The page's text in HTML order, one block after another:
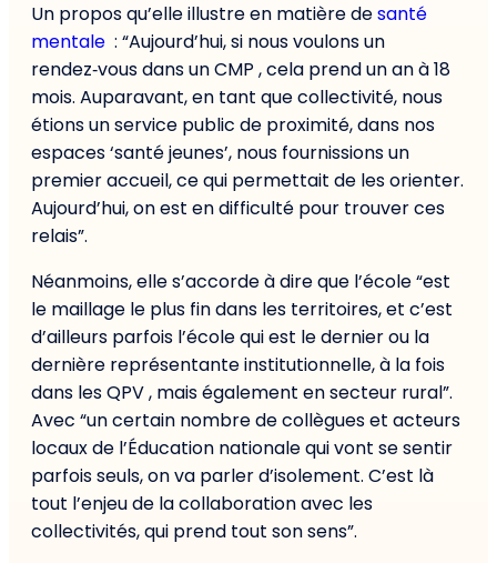
Un propos qu’elle illustre en matière desanté
mentale : “Aujourd’hui, si nous voulons un
rendez‑vous dans un CMP , cela prend un an à 18
mois. Auparavant, en tant que collectivité, nous
étions un service public de proximité, dans nos
espaces ‘santé jeunes’, nous fournissions un
premier accueil, ce qui permettait de les orienter.
Aujourd’hui, on est en difficulté pour trouver ces
relais”.
Néanmoins, elle s’accorde à dire que l’école “est
le maillage le plus fin dans les territoires, et c’est
d’ailleurs parfois l’école qui est le dernier ou la
dernière représentante institutionnelle, à la fois
dans les QPV , mais également en secteur rural”.
Avec “un certain nombre de collègues et acteurs
locaux de l’Éducation nationale qui vont se sentir
parfois seuls, on va parler d’isolement. C’est là
tout l’enjeu de la collaboration avec les
collectivités, qui prend tout son sens”.